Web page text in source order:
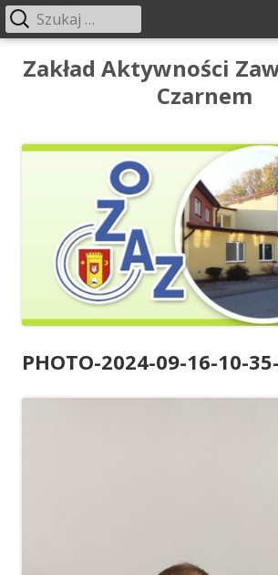
Przeskocz
Zakład Aktywności
Czarnem
Menu
główne
Szukaj:
PHOTO-2024-09-16-10-